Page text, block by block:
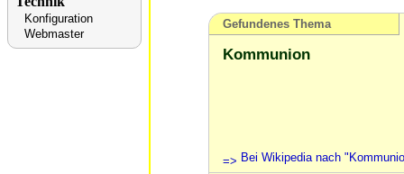
Konfiguration
Webmaster
Gefundenes Thema
Kommunion
Bei Wikipedia nach